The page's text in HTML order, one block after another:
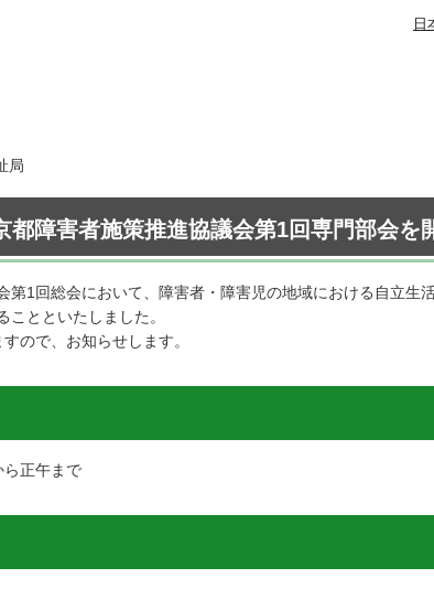
日
局
都障害者施策推進協議会第1回専門部会を
第1回総会において、障害者・障害児の地域における自立生
とといたしました。
ので、お知らせします。
正午まで